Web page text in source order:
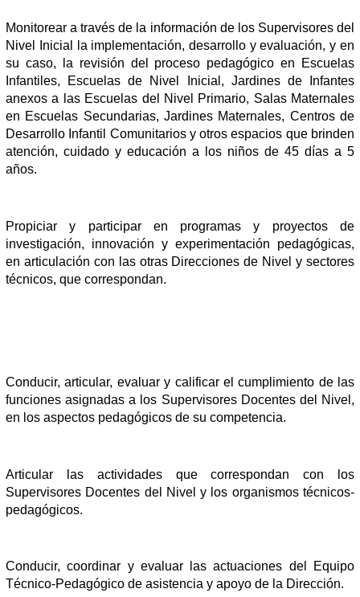
Monitorear a través de la información de los Supervisores del
Nivel Inicial la implementación, desarrollo y evaluación, y en
su caso, la revisión del proceso pedagógico en Escuelas
Infantiles, Escuelas de Nivel Inicial, Jardines de Infantes
anexos a las Escuelas del Nivel Primario, Salas Maternales
en Escuelas Secundarias, Jardines Maternales, Centros de
Desarrollo Infantil Comunitarios y otros espacios que brinden
atención, cuidado y educación a los niños de 45 días a 5
años.
Propiciar y participar en programas y proyectos de
investigación, innovación y experimentación pedagógicas,
en articulación con las otras Direcciones de Nivel y sectores
técnicos, que correspondan.
Conducir, articular, evaluar y calificar el cumplimiento de las
funciones asignadas a los Supervisores Docentes del Nivel,
en los aspectos pedagógicos de su competencia.
Articular las actividades que correspondan con los
Supervisores Docentes del Nivel y los organismos técnicos-
pedagógicos.
Conducir, coordinar y evaluar las actuaciones del Equipo
Técnico-Pedagógico de asistencia y apoyo de la Dirección.